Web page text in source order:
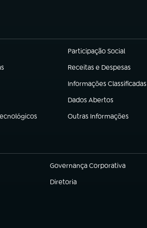
Participação Social
(abre em nova aba)
Receitas e Despesas
(abre em nova aba)
Informações Classificadas
(abre em nova aba)
Dados Abertos
(abre em nova aba)
Outras Informações
(abre em nova aba)
Governança Corporativa
(abre em nova aba)
Diretoria
(abre em nova aba)